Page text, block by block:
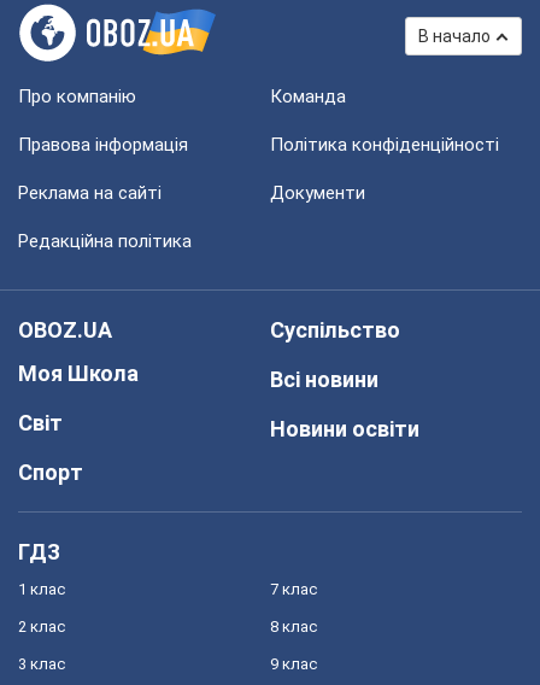
В начало
Про компанію Команда
Правова інформація Політика конфіденційності
Реклама на сайті Документи
Редакційна політика
OBOZ.UA
Моя Школа
Світ
Спорт
Суспільство
Всі новини
Новини освіти
ГДЗ
1 клас
2 клас
3 клас
7 клас
8 клас
9 клас